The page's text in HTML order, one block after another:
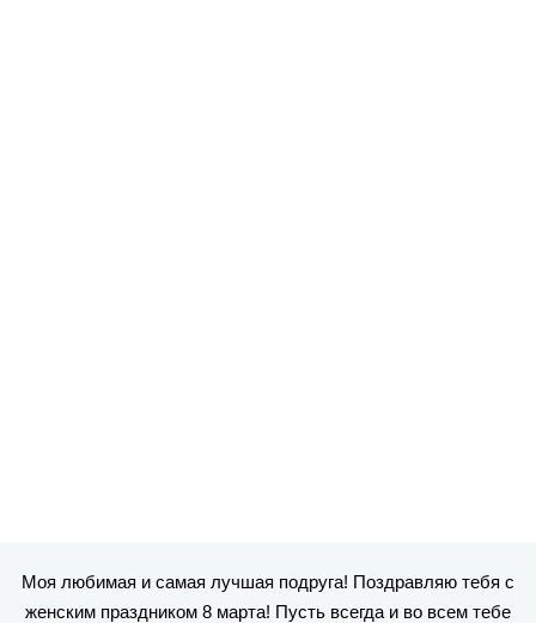
Моя любимая и самая лучшая подруга! Поздравляю тебя с
женским праздником 8 марта! Пусть всегда и во всем тебе